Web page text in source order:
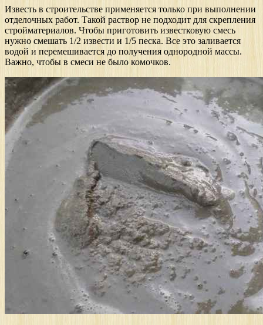
Известь в строительстве применяется только при выполнении
отделочных работ. Такой раствор не подходит для скрепления
стройматериалов. Чтобы приготовить известковую смесь
нужно смешать 1/2 извести и 1/5 песка. Все это заливается
водой и перемешивается до получения однородной массы.
Важно, чтобы в смеси не было комочков.